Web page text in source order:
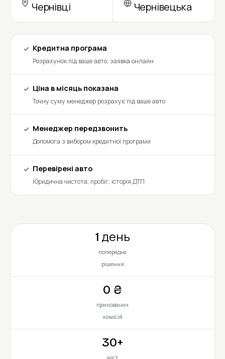
Чернівці Чернівецька
Кредитна програма
Розрахунок під ваше авто, заявка онлайн
Ціна в місяць показана
Точну суму менеджер розрахує під ваше авто
Менеджер передзвонить
Допомога з вибором кредитної програми
Перевірені авто
Юридична чистота, пробіг, історія ДТП
1 день
попереднє
рішення
0 ₴
прихованих
комісій
30+
міст